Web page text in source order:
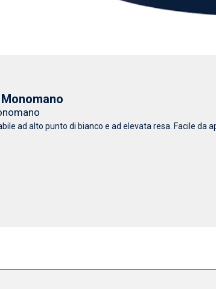
ad alto punto di bianco e ad elevata resa. Facile da